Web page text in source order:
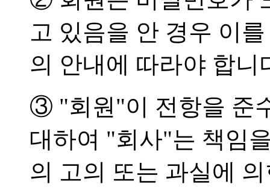
고 있음을 안 경우 이
의 안내에 따라야 합니
③ "회원"이 전항을 준
대하여 "회사"는 책임
의 고의 또는 과실에